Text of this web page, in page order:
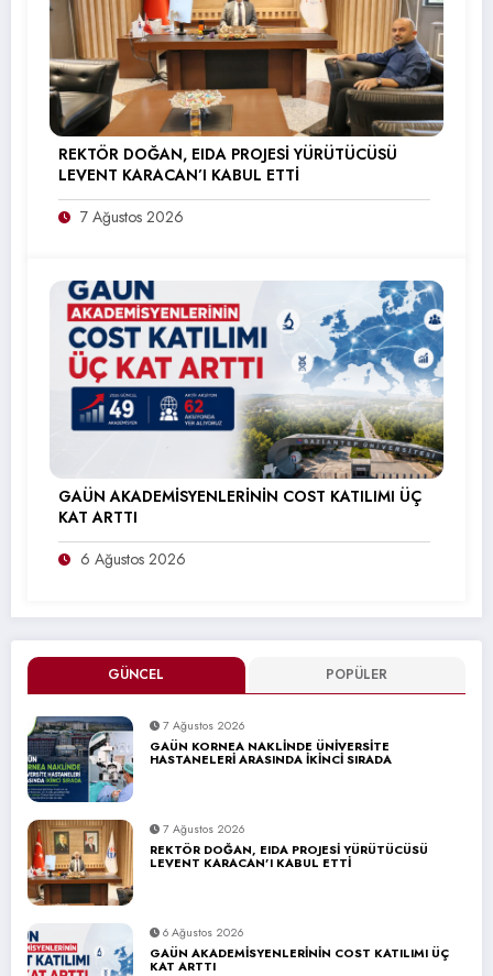
GÜNCEL POPÜLER
7 Ağustos 2026
GAÜN KORNEA NAKLİNDE ÜNİVERSİTE
HASTANELERİ ARASINDA İKİNCİ SIRADA
7 Ağustos 2026
REKTÖR DOĞAN, EIDA PROJESİ YÜRÜTÜCÜSÜ
LEVENT KARACAN’I KABUL ETTİ
6 Ağustos 2026
GAÜN AKADEMİSYENLERİNİN COST KATILIMI ÜÇ
KAT ARTTI
REKTÖR DOĞAN, EIDA PROJESİ YÜRÜTÜCÜSÜ
LEVENT KARACAN’I KABUL ETTİ
7 Ağustos 2026
GAÜN AKADEMİSYENLERİNİN COST KATILIMI ÜÇ
KAT ARTTI
6 Ağustos 2026